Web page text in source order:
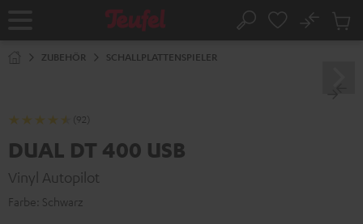
Startseite Suche
No
ZUBEHÖR SCHALLPLATTENSPIELER
(92)
DUAL DT 400 USB
Vinyl Autopilot
Farbe: Schwarz